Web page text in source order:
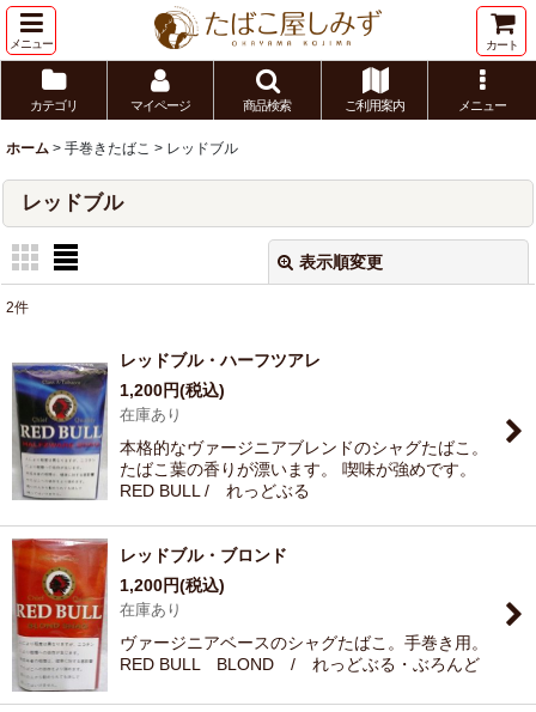
メニュー カート
カテゴリ マイページ 商品検索 ご利用案内 メニュー
ホーム > 手巻きたばこ > レッドブル
レッドブル
表示順変更
並び順:
絞り込む
2件
レッドブル・ハーフツアレ
1,200円(税込)
在庫あり
本格的なヴァージニアブレンドのシャグたばこ。
たばこ葉の香りが漂います。 喫味が強めです。
RED BULL / れっどぶる
レッドブル・ブロンド
1,200円(税込)
在庫あり
ヴァージニアベースのシャグたばこ。手巻き用。
RED BULL BLOND / れっどぶる・ぶろんど